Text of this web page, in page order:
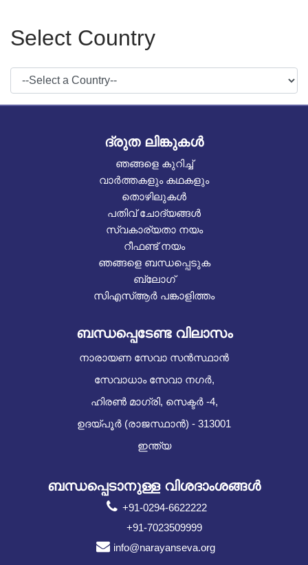
Select Country
ദ്രുത ലിങ്കുകൾ
ഞങ്ങളെ കുറിച്ച്
വാർത്തകളും കഥകളും
തൊഴിലുകൾ
പതിവ് ചോദ്യങ്ങൾ
സ്വകാര്യതാ നയം
റീഫണ്ട് നയം
ഞങ്ങളെ ബന്ധപ്പെടുക
ബ്ലോഗ്
സിഎസ്ആർ പങ്കാളിത്തം
ബന്ധപ്പെടേണ്ട വിലാസം
നാരായണ സേവാ സൻസ്ഥാൻ
സേവാധാം സേവാ നഗർ,
ഹിരൺ മാഗ്രി, സെക്ടർ -4,
ഉദയ്പൂർ (രാജസ്ഥാൻ) - 313001
ഇന്ത്യ
ബന്ധപ്പെടാനുള്ള വിശദാംശങ്ങൾ
+91-0294-6622222
+91-7023509999
info@narayanseva.org